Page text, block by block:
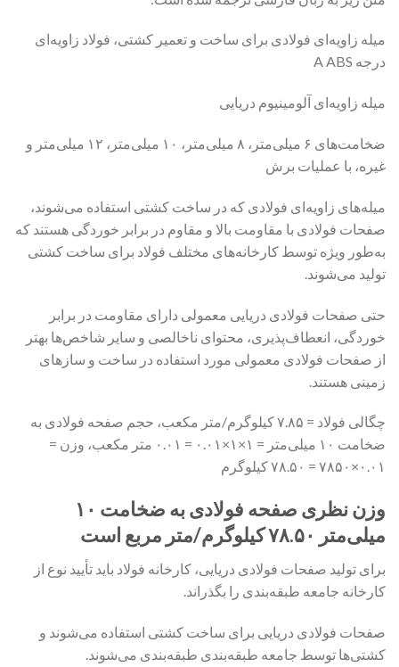
میله زاویه‌ای فولادی برای ساخت و تعمیر کشتی، فولاد زاویه‌ای
درجه A ABS
میله زاویه‌ای آلومینیوم دریایی
ضخامت‌های ۶ میلی‌متر، ۸ میلی‌متر، ۱۰ میلی‌متر، ۱۲ میلی‌متر و
غیره، با عملیات برش
میله‌های زاویه‌ای فولادی که در ساخت کشتی استفاده می‌شوند،
صفحات فولادی با مقاومت بالا و مقاوم در برابر خوردگی هستند که
به‌طور ویژه توسط کارخانه‌های مختلف فولاد برای ساخت کشتی
تولید می‌شوند.
حتی صفحات فولادی دریایی معمولی دارای مقاومت در برابر
خوردگی، انعطاف‌پذیری، محتوای ناخالصی و سایر شاخص‌ها بهتر
از صفحات فولادی معمولی مورد استفاده در ساخت و سازهای
زمینی هستند.
چگالی فولاد = ۷.۸۵ کیلوگرم/متر مکعب، حجم صفحه فولادی به
ضخامت ۱۰ میلی‌متر = ۱×۱×۰.۰۱ = ۰.۰۱ متر مکعب، وزن =
۰.۰۱×۷۸۵۰ = ۷۸.۵۰ کیلوگرم
وزن نظری صفحه فولادی به ضخامت ۱۰
میلی‌متر ۷۸.۵۰ کیلوگرم/متر مربع است
برای تولید صفحات فولادی دریایی، کارخانه فولاد باید تأیید نوع از
کارخانه جامعه طبقه‌بندی را بگذراند.
صفحات فولادی دریایی برای ساخت کشتی استفاده می‌شوند و
کشتی‌ها توسط جامعه طبقه‌بندی طبقه‌بندی می‌شوند.